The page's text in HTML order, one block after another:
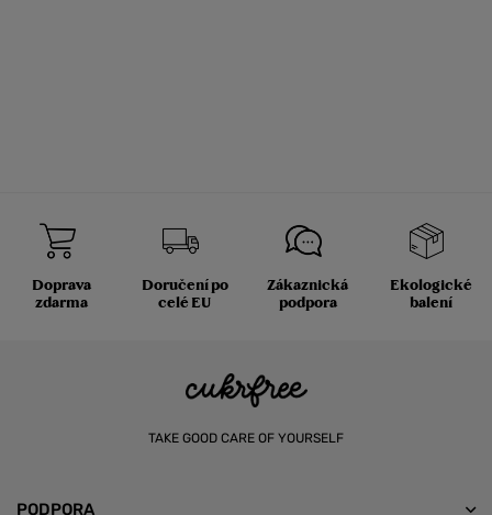
Doprava
zdarma
Doručení po
celé EU
Zákaznická
podpora
Ekologické
balení
TAKE GOOD CARE OF YOURSELF
PODPORA